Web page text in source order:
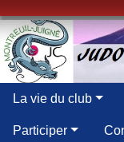
La vie du club
Participer